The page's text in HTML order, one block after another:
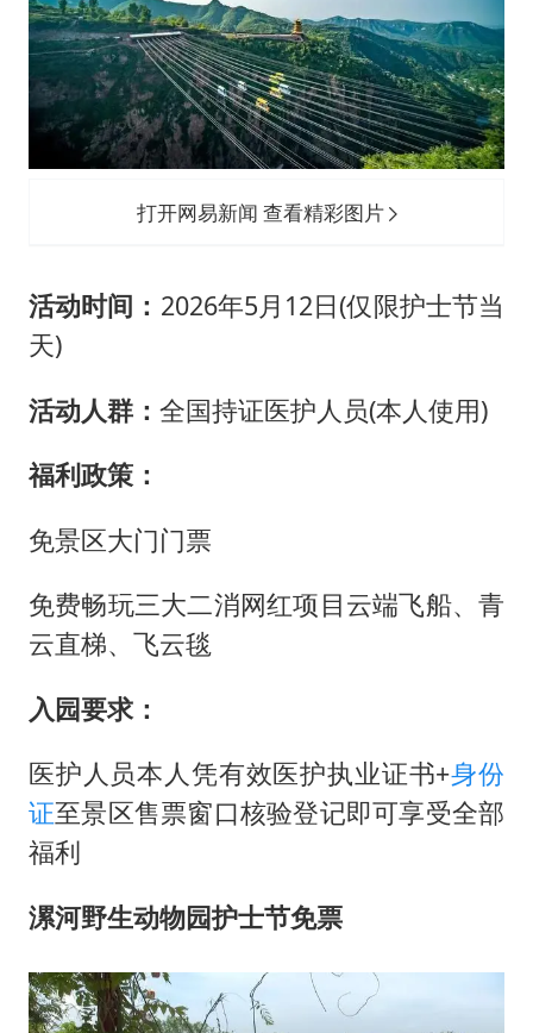
打开网易新闻 查看精彩图片
活动时间： 2026年5月12日(仅限护士节当
天)
活动人群： 全国持证医护人员(本人使用)
福利政策：
免景区大门门票
免费畅玩三大二消网红项目云端飞船、青
云直梯、飞云毯
入园要求：
医护人员本人凭有效医护执业证书+身份
证至景区售票窗口核验登记即可享受全部
福利
漯河野生动物园护士节免票